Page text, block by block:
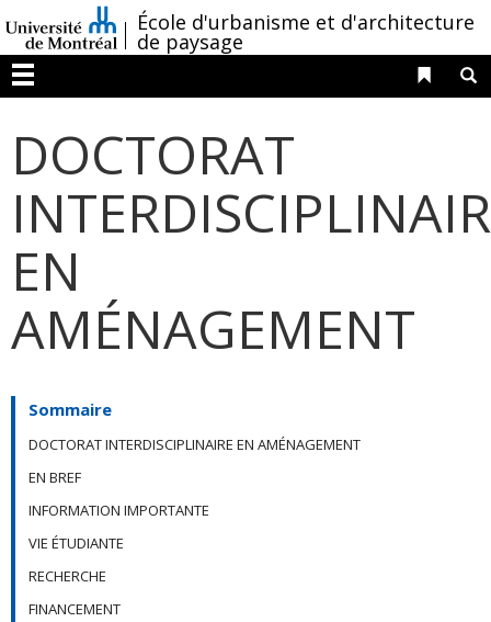
au
contenu
/École d'urbanisme et d'architecture
de paysage
Menu
Liens
DOCTORAT
EN
AMÉNAGEMENT
Sommaire
DOCTORAT INTERDISCIPLINAIRE EN AMÉNAGEMENT
EN BREF
INFORMATION IMPORTANTE
VIE ÉTUDIANTE
RECHERCHE
FINANCEMENT